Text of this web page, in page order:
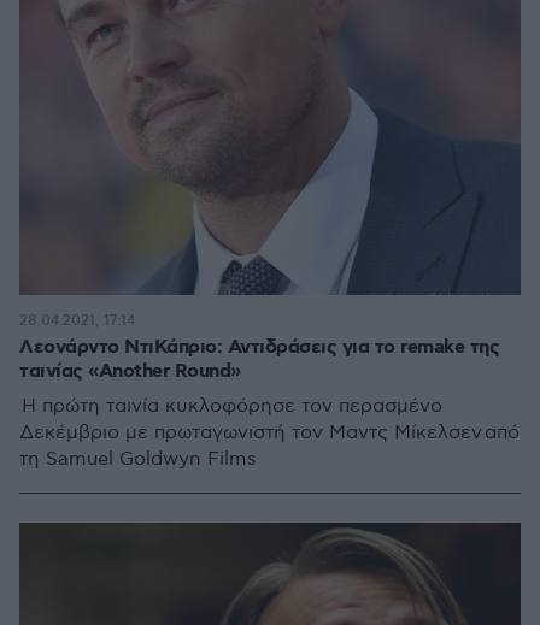
Λεονάρντο ΝτιΚάπριο: Αντιδράσεις για το remake της
ταινίας «Another Round»
Η πρώτη ταινία κυκλοφόρησε τον περασμένο
Δεκέμβριο με πρωταγωνιστή τον Μαντς Μίκελσεν από
τη Samuel Goldwyn Films
28.04.2021, 17:14